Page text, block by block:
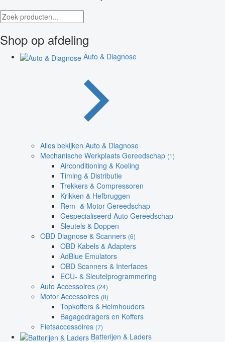
Shop op afdeling
Auto & Diagnose
Alles bekijken Auto & Diagnose
Mechanische Werkplaats Gereedschap (1)
Airconditioning & Koeling
Timing & Distributie
Trekkers & Compressoren
Krikken & Hefbruggen
Rem- & Motor Gereedschap
Gespecialiseerd Auto Gereedschap
Sleutels & Doppen
OBD Diagnose & Scanners (6)
OBD Kabels & Adapters
AdBlue Emulators
OBD Scanners & Interfaces
ECU- & Sleutelprogrammering
Auto Accessoires (24)
Motor Accessoires (8)
Topkoffers & Helmhouders
Bagagedragers en Koffers
Fietsaccessoires (7)
Batterijen & Laders